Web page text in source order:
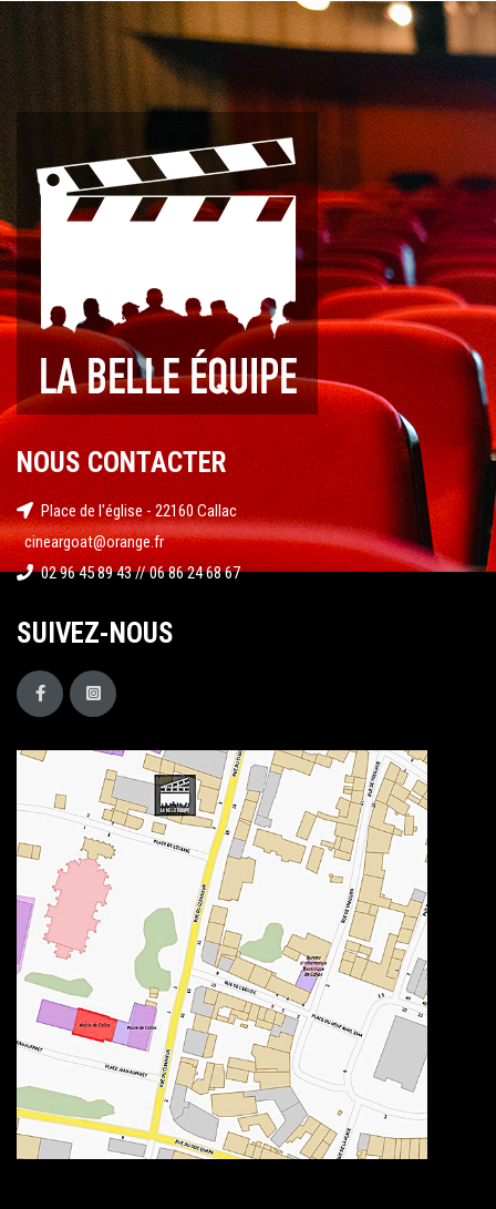
NOUS CONTACTER
Place de l'église - 22160 Callac
cineargoat@orange.fr
02 96 45 89 43 // 06 86 24 68 67
SUIVEZ-NOUS